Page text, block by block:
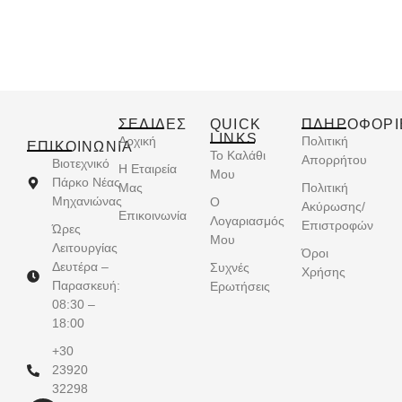
ΕΠΙΚΟΙΝΩΝΊΑ
Βιοτεχνικό
Πάρκο Νέας
Μηχανιώνας
Ώρες
Λειτουργίας
Δευτέρα –
Παρασκευή:
08:30 –
18:00
+30
23920
32298
ΣΕΛΙΔΕΣ
Αρχική
Η Εταιρεία
Μας
Επικοινωνία
QUICK
LINKS
Το Καλάθι
Μου
Ο
Λογαριασμός
Μου
Συχνές
Ερωτήσεις
Πολιτική
Απορρήτου
Πολιτική
Ακύρωσης/
Επιστροφών
Όροι
Χρήσης